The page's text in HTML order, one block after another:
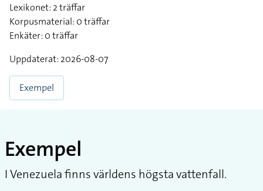
Lexikonet: 2 träffar
Korpusmaterial: 0 träffar
Enkäter: 0 träffar
Uppdaterat: 2026-08-07
Exempel
Exempel
I Venezuela finns världens högsta vattenfall.